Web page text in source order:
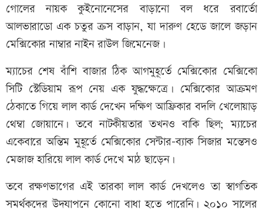
গোলের নায়ক কুইনোনেসের বাড়ানো বল ধরে রবার্তো
আলভারাডো এক চতুর ক্রস বাড়ান, যা দারুণ হেডে জালে জড়ান
মেক্সিকোর নাম্বার নাইন রাউল জিমেনেজ।
ম্যাচের শেষ বাঁশি বাজার ঠিক আগমুহূর্তে মেক্সিকোর মেক্সিকো
সিটি স্টেডিয়াম রূপ নেয় এক যুদ্ধক্ষেত্রে। মেক্সিকোর আক্রমণ
ঠেকাতে গিয়ে লাল কার্ড দেখেন দক্ষিণ আফ্রিকার বদলি খেলোয়াড়
থেম্বা জোয়ানে। তবে নাটকীয়তার তখনও বাকি ছিল; ম্যাচের
একেবারে অন্তিম মুহূর্তে মেক্সিকোর সেন্টার-ব্যাক সিজার মন্তেসও
মেজাজ হারিয়ে লাল কার্ড দেখে মাঠ ছাড়েন।
তবে রক্ষণভাগের এই তারকা লাল কার্ড দেখলেও তা স্বাগতিক
সমর্থকদের উদযাপনে কোনো বাধা হতে পারেনি। ২০১০ সালের